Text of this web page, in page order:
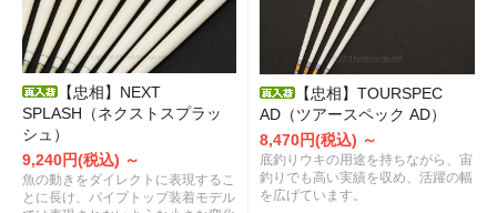
【忠相】NEXT
SPLASH（ネクストスプラッ
シュ）
9,240円(税込) ～
魚の動きをダイレクトに表現するこ
とに長け、パイプトップ装着モデル
【忠相】TOURSPEC
AD（ツアースペック AD）
8,470円(税込) ～
底釣りウキの用途を持ちながら、宙
釣りでも高い実績を収め、活躍の幅
を広げています。